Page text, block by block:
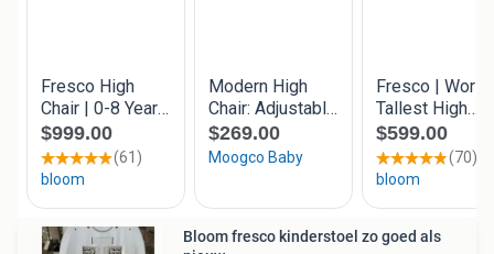
Bloom fresco kinderstoel zo goed als